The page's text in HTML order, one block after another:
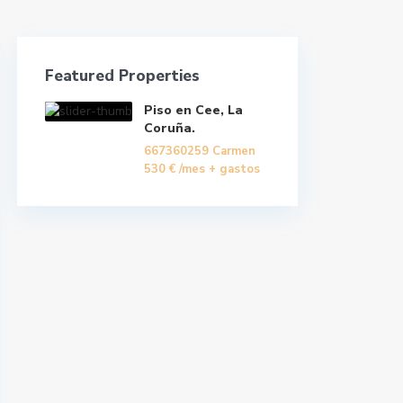
Featured Properties
Piso en Cee, La
Coruña.
667360259 Carmen
530 € /mes + gastos